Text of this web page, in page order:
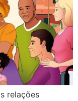
relações